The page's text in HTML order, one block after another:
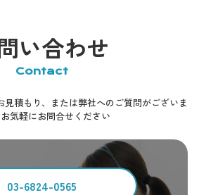
い合わせ
Contact
積もり、または弊社へのご質問がございま
気軽にお問合せください
03-6824-0565